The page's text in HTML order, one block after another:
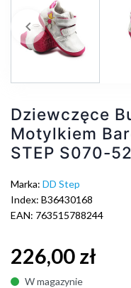
Poprzedni
keyboard_arrow_left
Dziewczęce
Motylkiem
STEP S070-
Marka: DD Step
Index: B36430168
EAN: 763515788244
226,00 zł
W magazynie